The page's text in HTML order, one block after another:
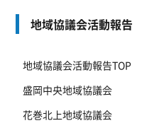
地域協議会活動報告
地域協議会活動報告TOP
盛岡中央地域協議会
花巻北上地域協議会